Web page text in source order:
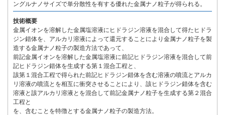
ングルナノサイズで単分散性を有する優れた金属ナノ粒子が得られる。
技術概要
金属イオンを溶解した金属塩溶液にヒドラジン溶液を混合して得たヒドラ
ジン錯体を、アルカリ溶液によって還元することにより金属ナノ粒子を製
造する金属ナノ粒子の製造方法であって、
前記金属イオンを溶解した金属塩溶液に前記ヒドラジン溶液を混合して前
記ヒドラジン錯体を生成する第１混合工程と、
該第１混合工程で得られた前記ヒドラジン錯体を含む溶液の噴流とアルカ
リ溶液の噴流とを相互に衝突させることにより、該ヒドラジン錯体を含む
溶液と該アルカリ溶液とを混合して前記金属ナノ粒子を生成する第２混合
工程と
を、含むことを特徴とする金属ナノ粒子の製造方法。